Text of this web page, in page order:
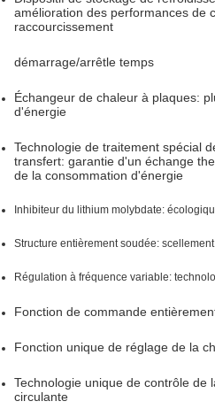
amélioration des performances de
raccourcissement
démarrage/arrêtle temps
Échangeur de chaleur à plaques:
d'énergie
Technologie de traitement spécial
transfert: garantie d'un échange
de la consommation d'énergie
Inhibiteur du lithium molybdate:
Structure entièrement soudée:
Régulation à fréquence variable:
Fonction de commande
Fonction unique de réglage de la
Technologie unique de contrôle de
circulante